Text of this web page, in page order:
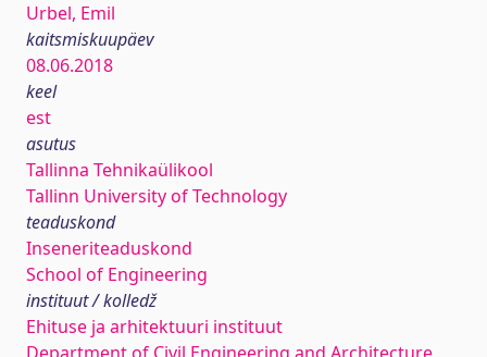
Urbel, Emil
kaitsmiskuupäev
08.06.2018
keel
est
asutus
Tallinna Tehnikaülikool
Tallinn University of Technology
teaduskond
Inseneriteaduskond
School of Engineering
instituut / kolledž
Ehituse ja arhitektuuri instituut